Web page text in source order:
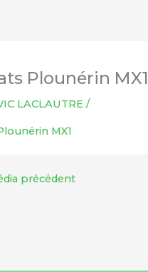
Plounérin MX1
LACLAUTRE/
MX1
précédent